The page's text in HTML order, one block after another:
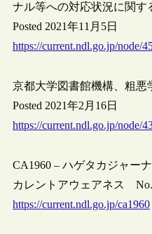
ナル等への対応状況に関す
Posted 2021年11月5日
https://current.ndl.go.jp/node/
京都大学図書館機構、粗悪
Posted 2021年2月16日
https://current.ndl.go.jp/node/
CA1960 – ハゲタカジャー
カレントアウェアネス
https://current.ndl.go.jp/ca1960